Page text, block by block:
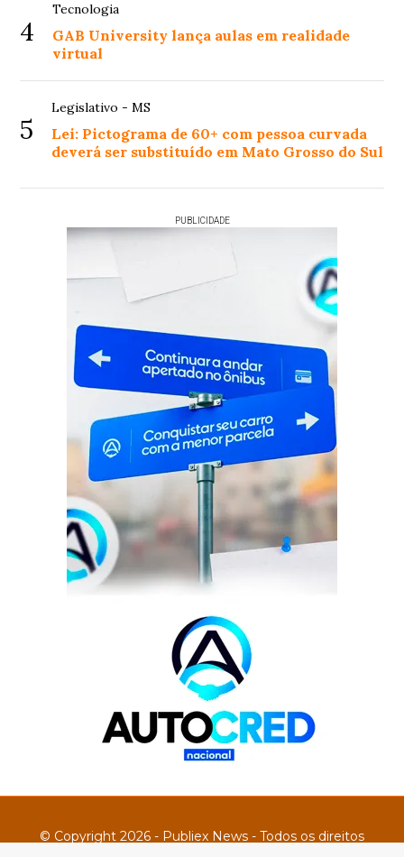
4
Tecnologia
GAB University lança aulas em realidade
virtual
5
Legislativo - MS
Lei: Pictograma de 60+ com pessoa curvada
deverá ser substituído em Mato Grosso do Sul
PUBLICIDADE
© Copyright 2026 - Publiex News - Todos os direitos